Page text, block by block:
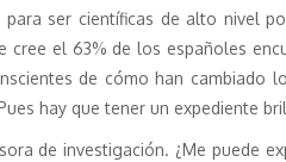
ser científicas de alto nivel
el 63% de los españoles
de cómo han
hay que tener un expediente
de investigación. ¿Me puede